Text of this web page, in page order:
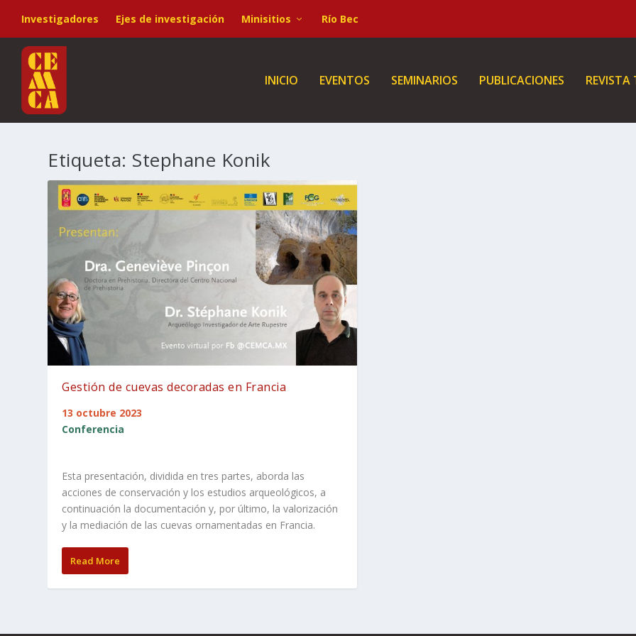
Investigadores Ejes de investigación Minisitios Río Bec
INICIO EVENTOS SEMINARIOS PUBLICACIONES REVISTA
Etiqueta: Stephane Konik
Gestión de cuevas decoradas en Francia
13 octubre 2023
Conferencia
Esta presentación, dividida en tres partes, aborda las
acciones de conservación y los estudios arqueológicos, a
continuación la documentación y, por último, la valorización
y la mediación de las cuevas ornamentadas en Francia.
Read More